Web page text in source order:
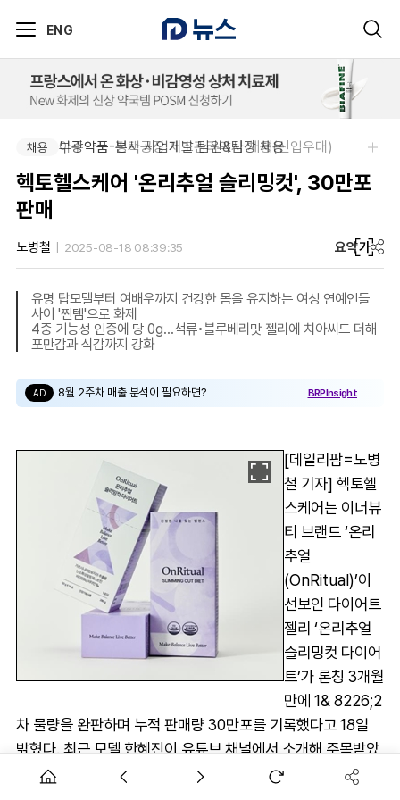
ENG
채용 아주약품-평택공장 제조관리약사 채용(신입우대)
채용 부광약품-본사 사업개발 팀원&팀장 채용
헥토헬스케어 '온리추얼 슬리밍컷', 30만포
판매
노병철 2025-08-18 08:39:35 요약가
유명 탑모델부터 여배우까지 건강한 몸을 유지하는 여성 연예인들
사이 '찐템'으로 화제
4중 기능성 인증에 당 0g…석류•블루베리맛 젤리에 치아씨드 더해
포만감과 식감까지 강화
AD 8월 2주차 매출 분석이 필요하면? BRPInsight
[데일리팜=노병
철 기자] 헥토헬
스케어는 이너뷰
티 브랜드 ‘온리
추얼
(OnRitual)’이
선보인 다이어트
젤리 ‘온리추얼
슬리밍컷 다이어
트’가 론칭 3개월
만에 1& 8226;2
차 물량을 완판하며 누적 판매량 30만포를 기록했다고 18일
밝혔다. 최근 모델 한혜진이 유튜브 채널에서 소개해 주목받았
으며, NS윤지 등 탄탄한 몸매와 건강한 라이프스타일로 유명